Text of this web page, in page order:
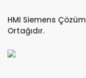
HMI Siemens Çözüm
Ortağıdır.